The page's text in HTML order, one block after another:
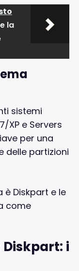
la
sistemi
XP e Servers
per una
delle partizioni
Diskpart e le
come
i